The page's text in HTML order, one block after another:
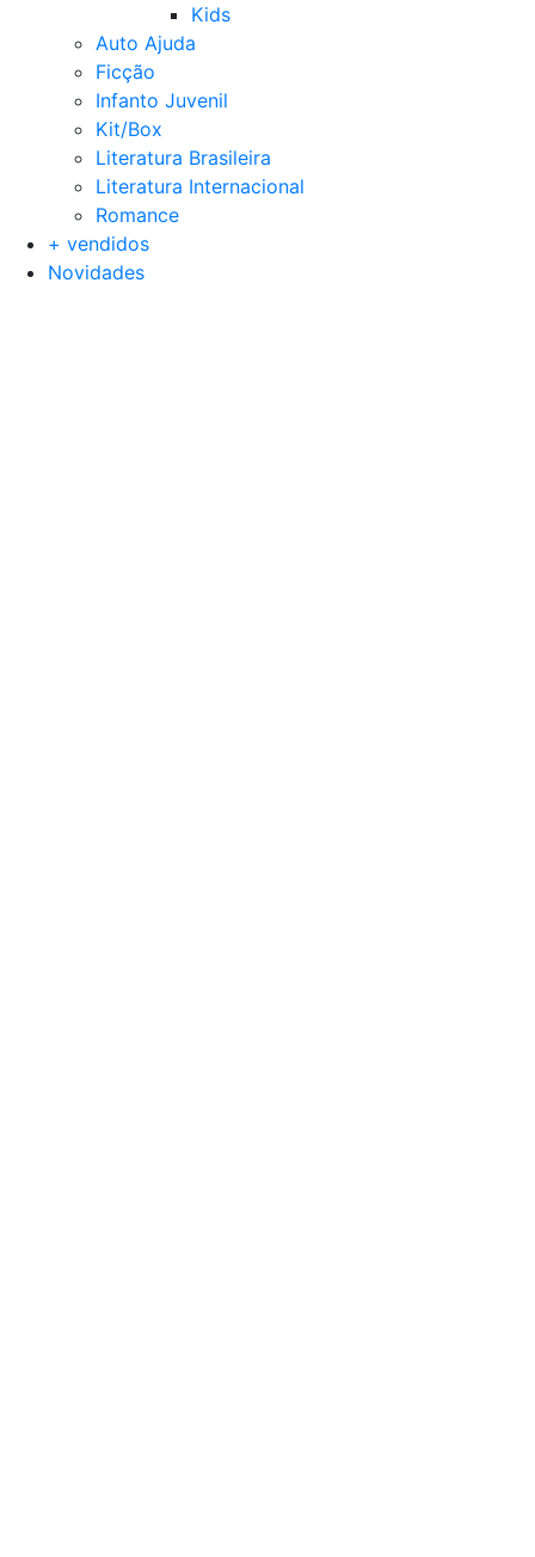
Kids
Auto Ajuda
Ficção
Infanto Juvenil
Kit/Box
Literatura Brasileira
Literatura Internacional
Romance
+ vendidos
Novidades